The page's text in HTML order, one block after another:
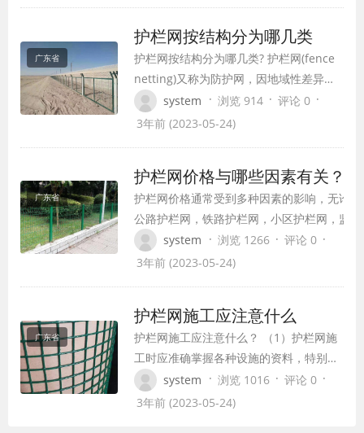
场的电压主和涂料微粒的带电量成正比，
而与喷枪和工件间的距离成反比，这种流
程就叫做…
广东省
护栏网按结构分为哪几类
护栏网按结构分为哪几类? 护栏网(fence
netting)又称为防护网，因地域性差异，
南方人习惯称为隔离栅，北方人习惯叫做
护栏网。 护栏网我国护栏网主要分为：花
(用途极其广泛)。按类型又分为：框架护
栏网、三角折弯护栏网、双…
system · 浏览 914 · 评论 0 ·
3年前 (2023-05-24)
广东省
护栏网价格与哪些因素有关
护栏网价格通常受到多种因素的影响，无论是
公路护栏网，铁路护栏网，小区护栏网，监狱
护栏网等价格都受以下因素影响： 1.丝径。就
是焊接护栏网的钢丝直径。丝径的数值直接影
的围栏网各厂家都会备有现货，特殊尺寸的护
栏网需要安排…
system · 浏览 1266 · 评论 0 ·
3年前 (2023-05-24)
广东省
护栏网施工应注意什么
护栏网施工应注意什么？ （1）护栏网施
工时应准确掌握各种设施的资料，特别是
埋设于路基中各种管道的准确位置，在施
工过程中不允许对地下设施造成任何破
system · 浏览 1016 · 评论 0 ·
3年前 (2023-05-24)